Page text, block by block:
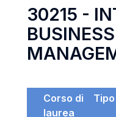
30215 -
Corso di
laurea
Tipo